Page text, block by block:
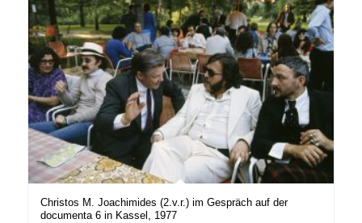
Christos M. Joachimides (2.v.r.) im Gespräch auf der
documenta 6 in Kassel, 1977